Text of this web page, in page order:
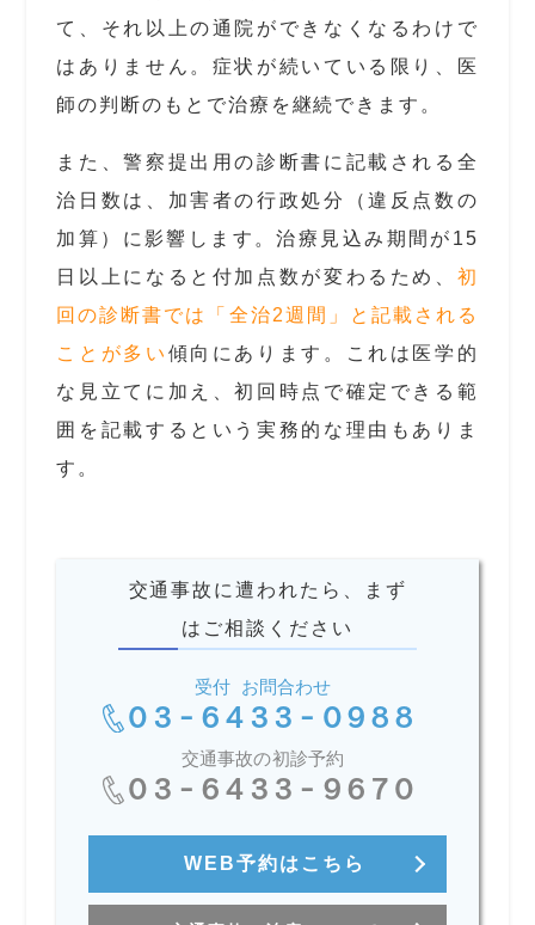
て、それ以上の通院ができなくなるわけで
はありません。症状が続いている限り、医
師の判断のもとで治療を継続できます。
また、警察提出用の診断書に記載される全
治日数は、加害者の行政処分（違反点数の
加算）に影響します。治療見込み期間が15
日以上になると付加点数が変わるため、 初
回の診断書では「全治2週間」と記載される
ことが多い 傾向にあります。これは医学的
な見立てに加え、初回時点で確定できる範
囲を記載するという実務的な理由もありま
す。
交通事故に遭われたら、まず
はご相談ください
受付 お問合わせ
03-6433-0988
交通事故の初診予約
03-6433-9670
WEB予約はこちら